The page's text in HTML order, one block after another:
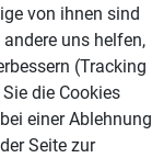
von ihnen sind
uns helfen,
(Tracking
die Cookies
einer Ablehnung
Seite zur